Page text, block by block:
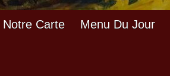
Notre Carte Menu Du Jour